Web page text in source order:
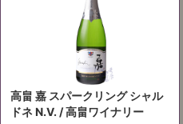
高畠 嘉 スパークリング シャル
ドネ N.V. / 高畠ワイナリー